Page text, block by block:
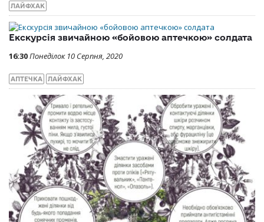
ЛАЙФХАК
Екскурсія звичайною «бойовою аптечкою» солдата
16:30Понеділок 10 Серпня, 2020
АПТЕЧКА ЛАЙФХАК